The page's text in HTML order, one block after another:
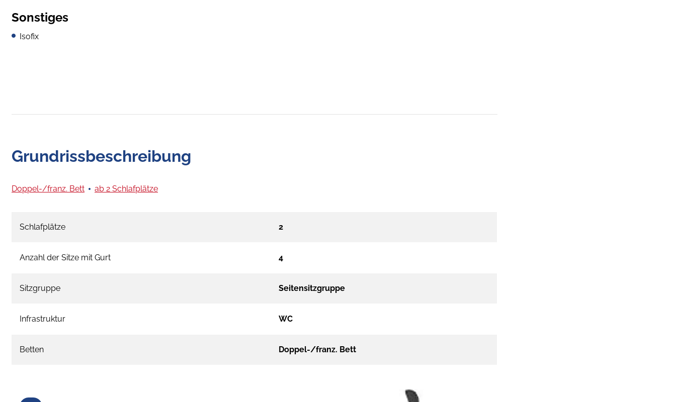
Sonstiges
Isofix
Grundrissbeschreibung
Doppel-/franz. Bett ab 2 Schlafplätze
Schlafplätze 2
Anzahl der Sitze mit Gurt 4
Sitzgruppe Seitensitzgruppe
Infrastruktur WC
Betten Doppel-/franz. Bett